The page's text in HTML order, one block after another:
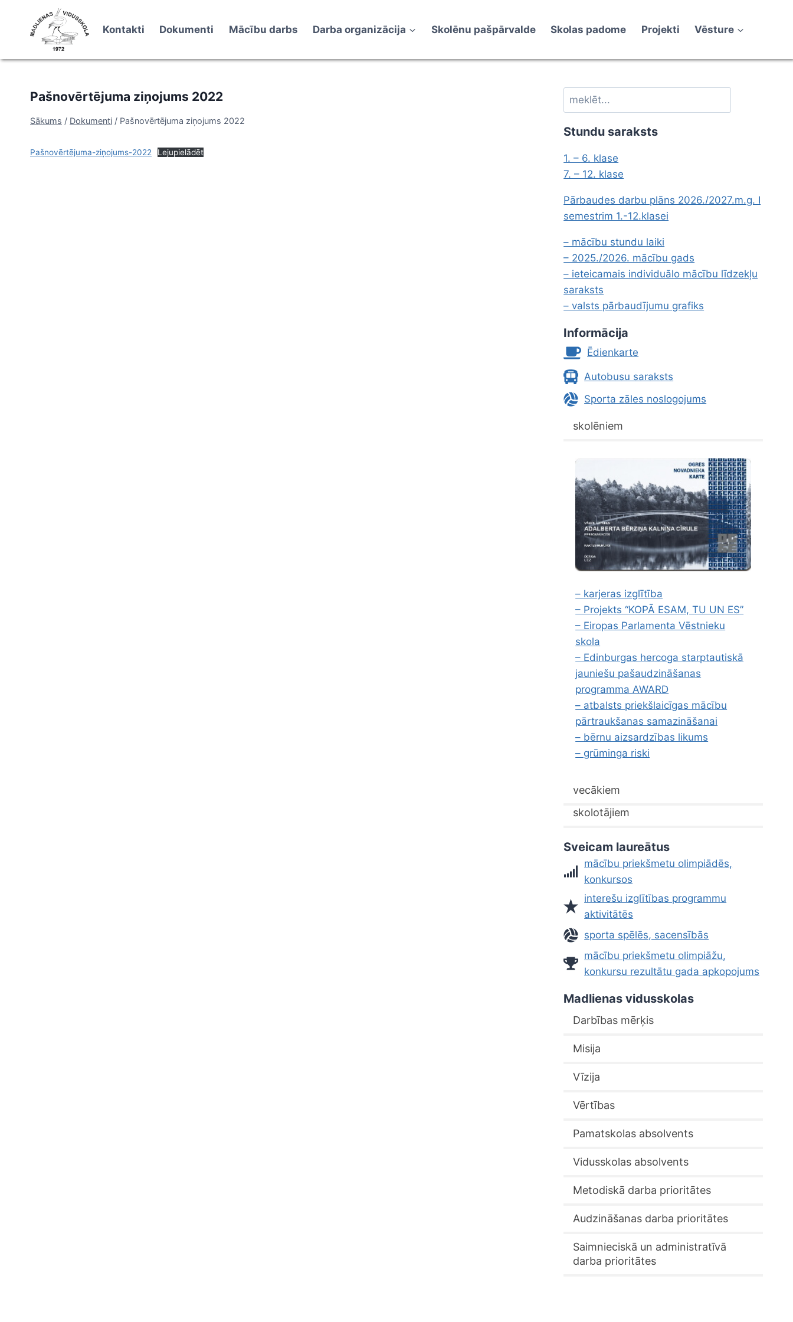
content
Kontakti Dokumenti Mācību darbs Darba organizācija Skolēnu pašpārvalde Skolas padome Projekti Vēsture
Pašnovērtējuma ziņojums 2022
Sākums / Dokumenti / Pašnovērtējuma ziņojums 2022
Pašnovērtējuma-ziņojums-2022 Lejupielādēt
Meklēt
Stundu saraksts
1. – 6. klase
7. – 12. klase
Pārbaudes darbu plāns 2026./2027.m.g. I
semestrim 1.-12.klasei
– mācību stundu laiki
– 2025./2026. mācību gads
– ieteicamais individuālo mācību līdzekļu
saraksts
– valsts pārbaudījumu grafiks
Informācija
Ēdienkarte
Autobusu saraksts
Sporta zāles noslogojums
skolēniem
– karjeras izglītība
– Projekts “KOPĀ ESAM, TU UN ES”
– Eiropas Parlamenta Vēstnieku
skola
– Edinburgas hercoga starptautiskā
jauniešu pašaudzināšanas
programma AWARD
– atbalsts priekšlaicīgas mācību
pārtraukšanas samazināšanai
– bērnu aizsardzības likums
– grūminga riski
vecākiem
skolotājiem
Sveicam laureātus
mācību priekšmetu olimpiādēs,
konkursos
interešu izglītības programmu
aktivitātēs
sporta spēlēs, sacensībās
mācību priekšmetu olimpiāžu,
konkursu rezultātu gada apkopojums
Madlienas vidusskolas
Darbības mērķis
Misija
Vīzija
Vērtības
Pamatskolas absolvents
Vidusskolas absolvents
Metodiskā darba prioritātes
Audzināšanas darba prioritātes
Saimnieciskā un administratīvā
darba prioritātes